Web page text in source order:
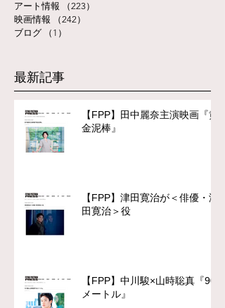
アート情報
（223）
映画情報
（242）
ブログ
（1）
最新記事
【FPP】田中麗奈主演映画『黄
金泥棒』
【FPP】津田寛治が＜俳優・津
田寛治＞役
【FPP】中川駿×山時聡真『90
メートル』